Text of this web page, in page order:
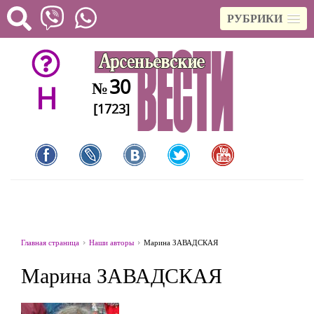
РУБРИКИ
H №30
[1723]
Главная страница Наши авторы Марина ЗАВАДСКАЯ
Марина ЗАВАДСКАЯ